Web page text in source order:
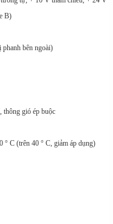
B)
bên ngoài)
thông gió ép buộc
° C (trên 40 ° C, giảm áp dụng)